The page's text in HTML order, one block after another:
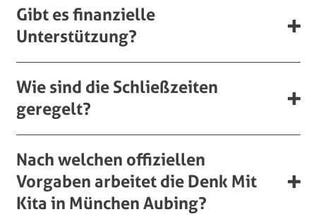
Gibt es finanzielle
Unterstützung?
Wie sind die Schließzeiten
geregelt?
Nach welchen offiziellen
Vorgaben arbeitet die Denk Mit
Kita in München Aubing?